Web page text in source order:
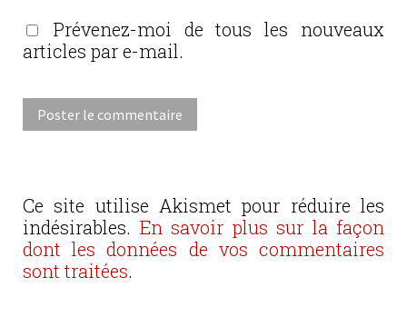
Prévenez-moi de tous les nouveaux
articles par e-mail.
Ce site utilise Akismet pour réduire les
indésirables. En savoir plus sur la façon
dont les données de vos commentaires
sont traitées.